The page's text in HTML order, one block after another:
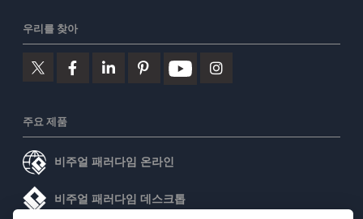
우리를 찾아
주요 제품
비주얼 패러다임 온라인
비주얼 패러다임 데스크톱